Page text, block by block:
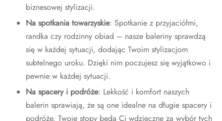
biznesowej stylizacji.
Na spotkania towarzyskie: Spotkanie z przyjaciółmi,
randka czy rodzinny obiad – nasze baleriny sprawdzą
się w każdej sytuacji, dodając Twoim stylizacjom
subtelnego uroku. Dzięki nim poczujesz się wyjątkowo i
pewnie w każdej sytuacji.
Na spacery i podróże: Lekkość i komfort naszych
balerin sprawiają, że są one idealne na długie spacery i
podróże. Twoje stopy będą Ci wdzięczne za wybór tych